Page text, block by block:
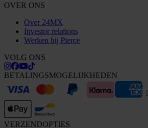
OVER ONS
Over 24MX
Investor relations
Werken bij Pierce
VOLG ONS
BETALINGSMOGELIJKHEDEN
VERZENDOPTIES